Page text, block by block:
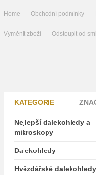
Home Obchodní podmínky
Vyměnit zboží Odstoupit od
KATEGORIE
Nejlepší dalekohledy a
mikroskopy
Dalekohledy
Hvězdářské dalekohledy